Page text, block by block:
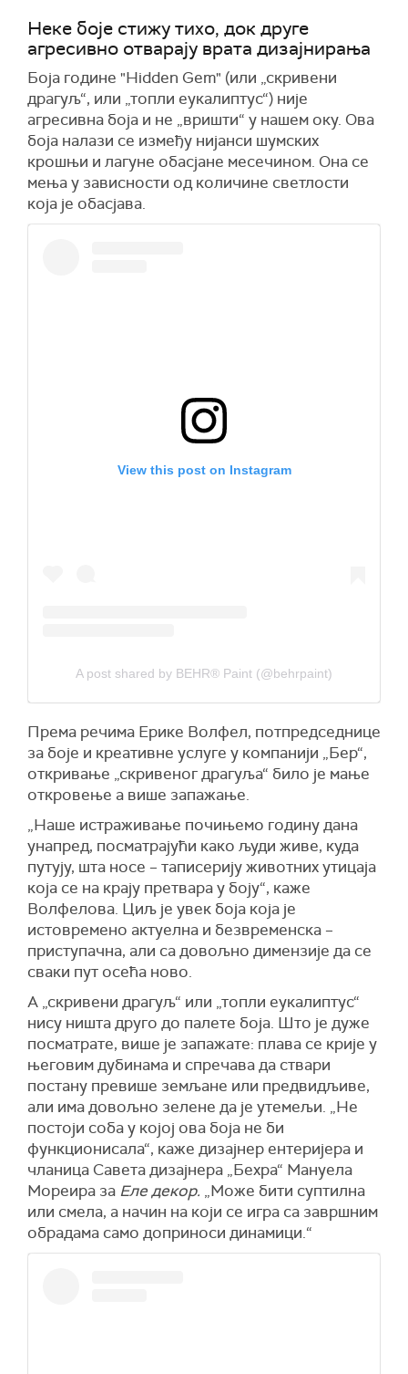
Неке боје стижу тихо, док друге
агресивно отварају врата дизајнирања
Боја године "Hidden Gem" (или „скривени
драгуљ“, или „топли еукалиптус“) није
агресивна боја и не „вришти“ у нашем оку. Ова
боја налази се између нијанси шумских
крошњи и лагуне обасјане месечином. Она се
мења у зависности од количине светлости
која је обасјава.
View this post on Instagram
A post shared by BEHR® Paint (@behrpaint)
Према речима Ерике Волфел, потпредседнице
за боје и креативне услуге у компанији „Бер“,
откривање „скривеног драгуља“ било је мање
откровење а више запажање.
„Наше истраживање почињемо годину дана
унапред, посматрајући како људи живе, куда
путују, шта носе – таписерију животних утицаја
која се на крају претвара у боју“, каже
Волфелова. Циљ је увек боја која је
истовремено актуелна и безвременска –
приступачна, али са довољно димензије да се
сваки пут осећа ново.
А „скривени драгуљ“ или „топли еукалиптус“
нису ништа друго до палете боја. Што је дуже
посматрате, више је запажате: плава се крије у
његовим дубинама и спречава да ствари
постану превише земљане или предвидљиве,
али има довољно зелене да је утемељи. „Не
постоји соба у којој ова боја не би
функционисала“, каже дизајнер ентеријера и
чланица Савета дизајнера „Бехра“ Мануела
Мореира за Еле декор. „Може бити суптилна
или смела, а начин на који се игра са завршним
обрадама само доприноси динамици.“